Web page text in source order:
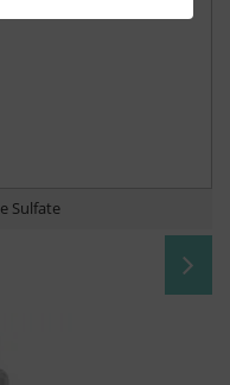
Sulfate